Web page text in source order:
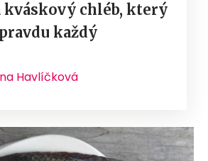
kváskový chléb, který
každý
Havlíčková